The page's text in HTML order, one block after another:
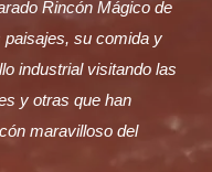
Rincón Mágico de
su comida y
industrial visitando las
y otras que han
maravilloso del